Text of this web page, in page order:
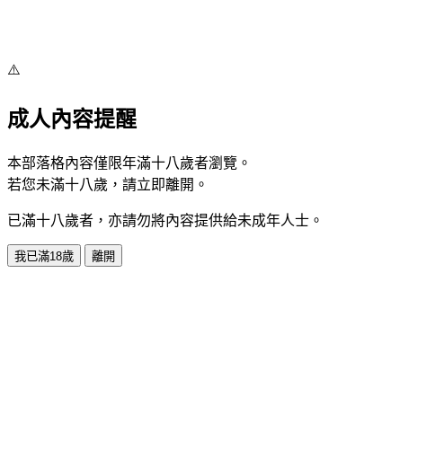
⚠️
成人內容提醒
本部落格內容僅限年滿十八歲者瀏覽。
若您未滿十八歲，請立即離開。
已滿十八歲者，亦請勿將內容提供給未成年人士。
我已滿18歲 離開